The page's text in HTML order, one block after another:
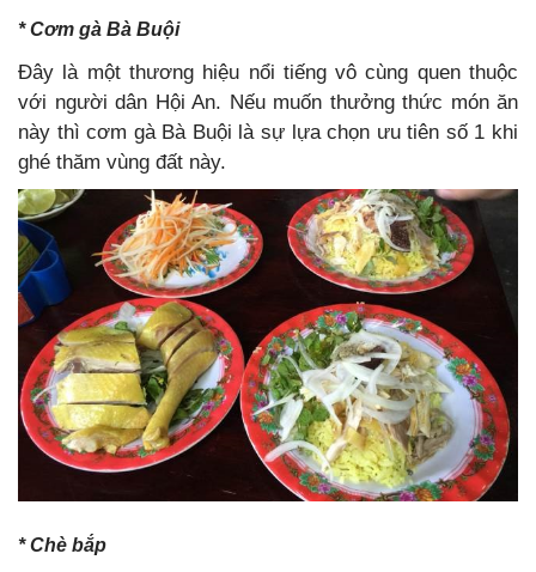
* Cơm gà Bà Buội
Đây là một thương hiệu nổi tiếng vô cùng quen thuộc
với người dân Hội An. Nếu muốn thưởng thức món ăn
này thì cơm gà Bà Buội là sự lựa chọn ưu tiên số 1 khi
ghé thăm vùng đất này.
* Chè bắp